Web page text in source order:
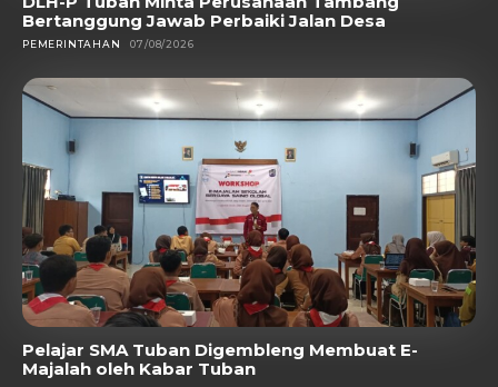
Bertanggung Jawab Perbaiki Jalan Desa
PEMERINTAHAN 07/08/2026
Pelajar SMA Tuban Digembleng Membuat E-
Majalah oleh Kabar Tuban